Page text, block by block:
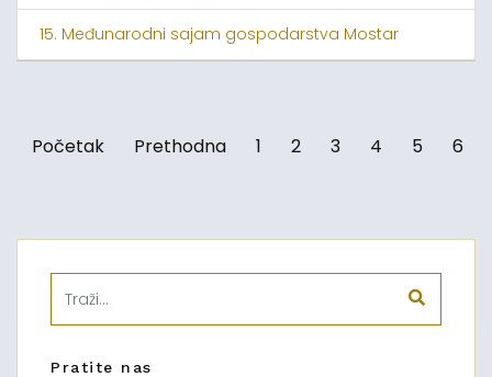
15. Međunarodni sajam gospodarstva Mostar
Početak Prethodna 1 2 3 4 5 6
Pratite nas